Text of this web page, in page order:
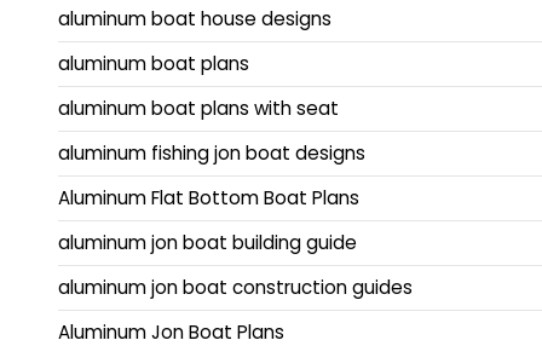
aluminum boat house designs
aluminum boat plans
aluminum boat plans with seat
aluminum fishing jon boat designs
Aluminum Flat Bottom Boat Plans
aluminum jon boat building guide
aluminum jon boat construction guides
Aluminum Jon Boat Plans